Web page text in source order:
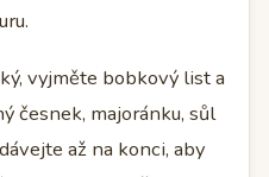
vyjměte bobkový list a
česnek, majoránku, sůl
až na konci, aby